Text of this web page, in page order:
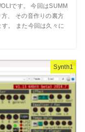
です。 今回はSUMM
、 その音作りの裏方
。 また今回は久々に
Synth1